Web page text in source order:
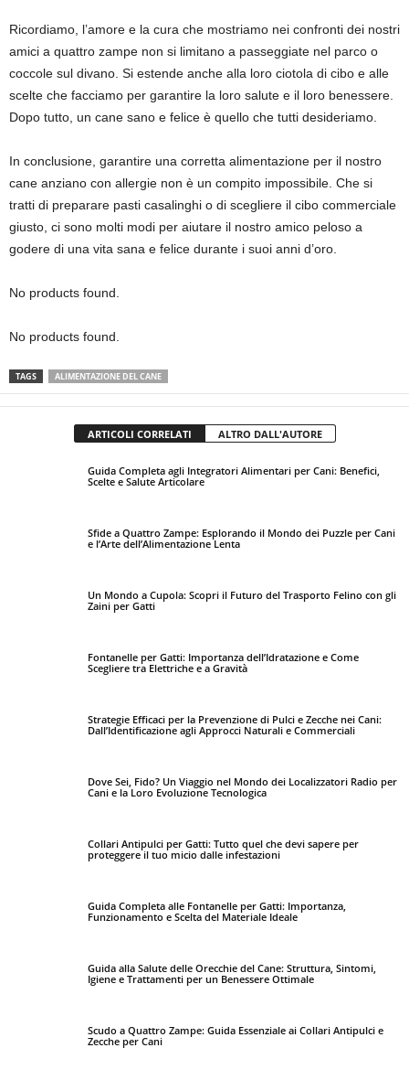
Ricordiamo, l’amore e la cura che mostriamo nei confronti dei nostri
amici a quattro zampe non si limitano a passeggiate nel parco o
coccole sul divano. Si estende anche alla loro ciotola di cibo e alle
scelte che facciamo per garantire la loro salute e il loro benessere.
Dopo tutto, un cane sano e felice è quello che tutti desideriamo.
In conclusione, garantire una corretta alimentazione per il nostro
cane anziano con allergie non è un compito impossibile. Che si
tratti di preparare pasti casalinghi o di scegliere il cibo commerciale
giusto, ci sono molti modi per aiutare il nostro amico peloso a
godere di una vita sana e felice durante i suoi anni d’oro.
No products found.
No products found.
TAGS ALIMENTAZIONE DEL CANE
ARTICOLI CORRELATI ALTRO DALL'AUTORE
Guida Completa agli Integratori Alimentari per Cani: Benefici,
Scelte e Salute Articolare
Sfide a Quattro Zampe: Esplorando il Mondo dei Puzzle per Cani
e l’Arte dell’Alimentazione Lenta
Un Mondo a Cupola: Scopri il Futuro del Trasporto Felino con gli
Zaini per Gatti
Fontanelle per Gatti: Importanza dell’Idratazione e Come
Scegliere tra Elettriche e a Gravità
Strategie Efficaci per la Prevenzione di Pulci e Zecche nei Cani:
Dall’Identificazione agli Approcci Naturali e Commerciali
Dove Sei, Fido? Un Viaggio nel Mondo dei Localizzatori Radio per
Cani e la Loro Evoluzione Tecnologica
Collari Antipulci per Gatti: Tutto quel che devi sapere per
proteggere il tuo micio dalle infestazioni
Guida Completa alle Fontanelle per Gatti: Importanza,
Funzionamento e Scelta del Materiale Ideale
Guida alla Salute delle Orecchie del Cane: Struttura, Sintomi,
Igiene e Trattamenti per un Benessere Ottimale
Scudo a Quattro Zampe: Guida Essenziale ai Collari Antipulci e
Zecche per Cani